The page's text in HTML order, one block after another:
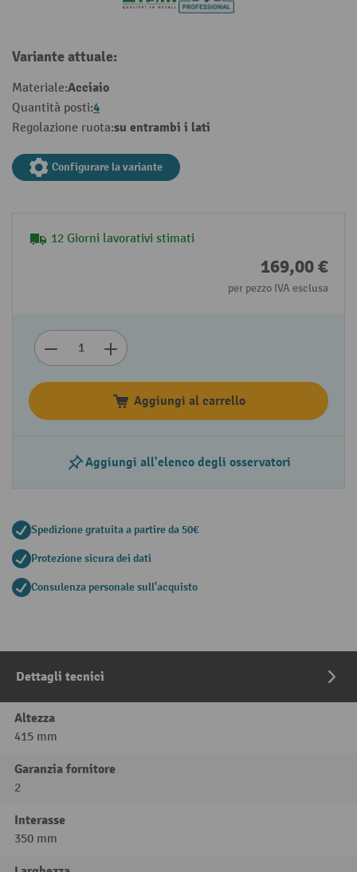
Variante attuale:
Materiale:Acciaio
Quantità posti:4
Regolazione ruota:su entrambi i lati
Configurare la variante
12 Giorni lavorativi stimati
169,00 €
per pezzo IVA esclusa
Aggiungi al carrello
Aggiungi all'elenco degli osservatori
Spedizione gratuita a partire da 50€
Protezione sicura dei dati
Consulenza personale sull'acquisto
Dettagli tecnici
Altezza
415 mm
Garanzia fornitore
2
Interasse
350 mm